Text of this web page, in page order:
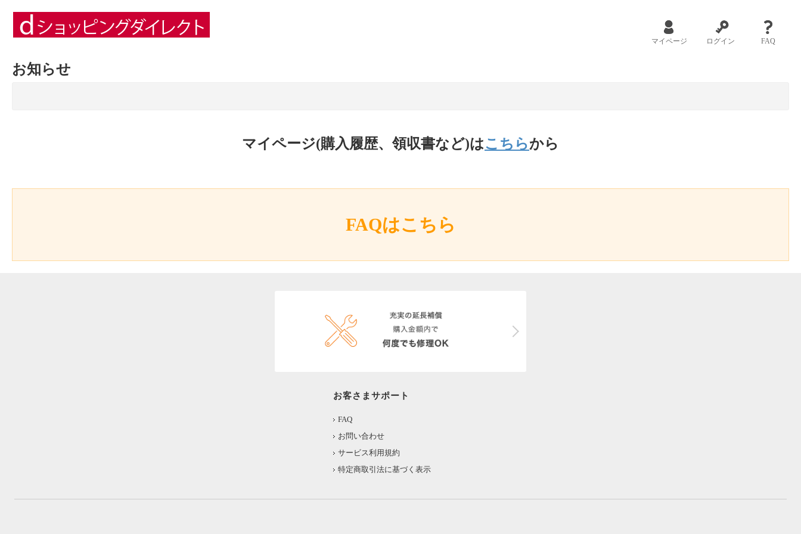
マイページ ログイン FAQ
お知らせ
マイページ(購入履歴、領収書など)はこちらから
FAQはこちら
お客さまサポート
FAQ
お問い合わせ
サービス利用規約
特定商取引法に基づく表示